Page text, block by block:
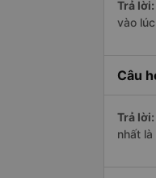
Trả lời:
vào
Câu
Trả lời:
nhất